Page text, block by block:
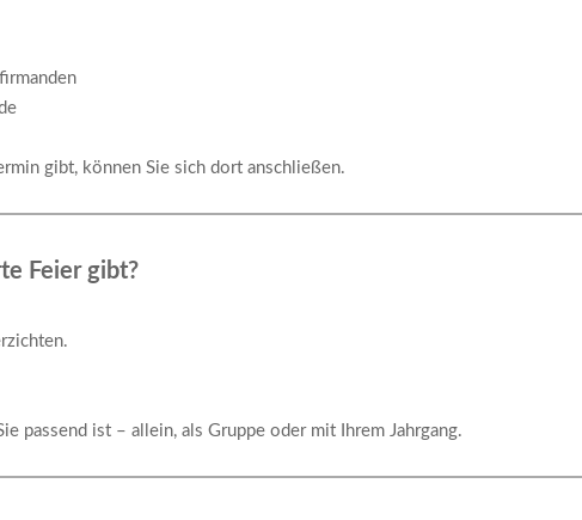
gibt, können Sie sich dort anschließen.
Feier gibt?
passend ist – allein, als Gruppe oder mit Ihrem Jahrgang.